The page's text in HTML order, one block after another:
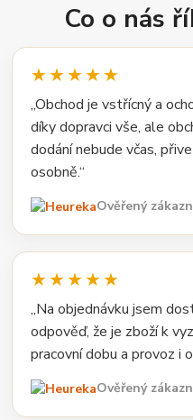
Co o nás
★★★★★
„Obchod je vstřícný a
díky dopravci vše, ale
dodání nebude včas,
osobně.“
Ověřený
★★★★★
„Na objednávku jsem
odpověď, že je zboží k
pracovní dobu a provoz i
Ověřený